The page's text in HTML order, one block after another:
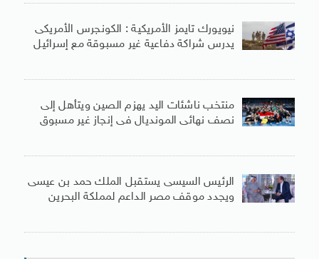
نيويورك تايمز الأمريكية : الكونجرس الأمريكى
يدرس شراكة دفاعية غير مسبوقة مع إسرائيل
منتخب ناشئات اليد يهزم الصين ويتأهل إلى
نصف نهائى المونديال فى إنجاز غير مسبوق
الرئيس السيسى يستقبل الملك حمد بن عيسى
ويجدد موقف مصر الداعم لمملكة البحرين